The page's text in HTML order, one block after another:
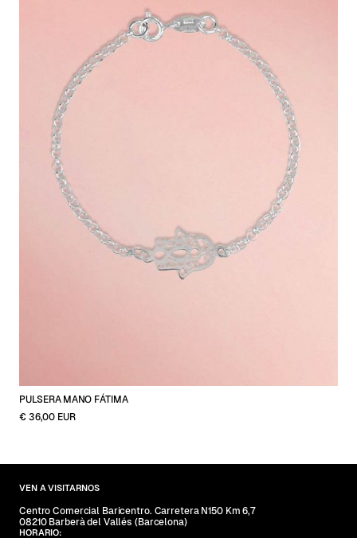
PULSERA MANO FÁTIMA
€ 36,00 EUR
VEN A VISITARNOS
Centro Comercial Baricentro. Carretera N150 Km 6,7
08210 Barberà del Vallés (Barcelona)
HORARIO: